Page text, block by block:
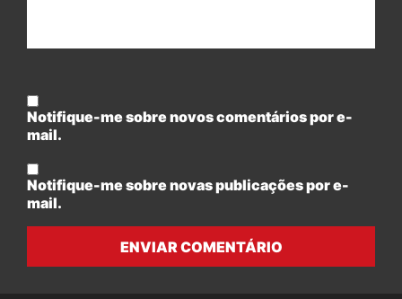
Notifique-me sobre novos comentários por e-
mail.
Notifique-me sobre novas publicações por e-
mail.
ENVIAR COMENTÁRIO